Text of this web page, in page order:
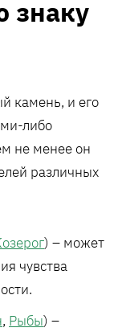
знаку
камень, и его
либо
не менее он
различных
) – может
чувства
, Рыбы) –